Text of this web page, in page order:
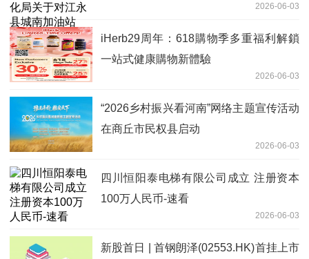
2026-06-03
iHerb29周年：618購物季多重福利解鎖
一站式健康購物新體驗
2026-06-03
“2026乡村振兴看河南”网络主题宣传活动
在商丘市民权县启动
2026-06-03
四川恒阳泰电梯有限公司成立 注册资本
100万人民币-速看
2026-06-03
新股首日 | 首钢朗泽(02553.HK)首挂上市